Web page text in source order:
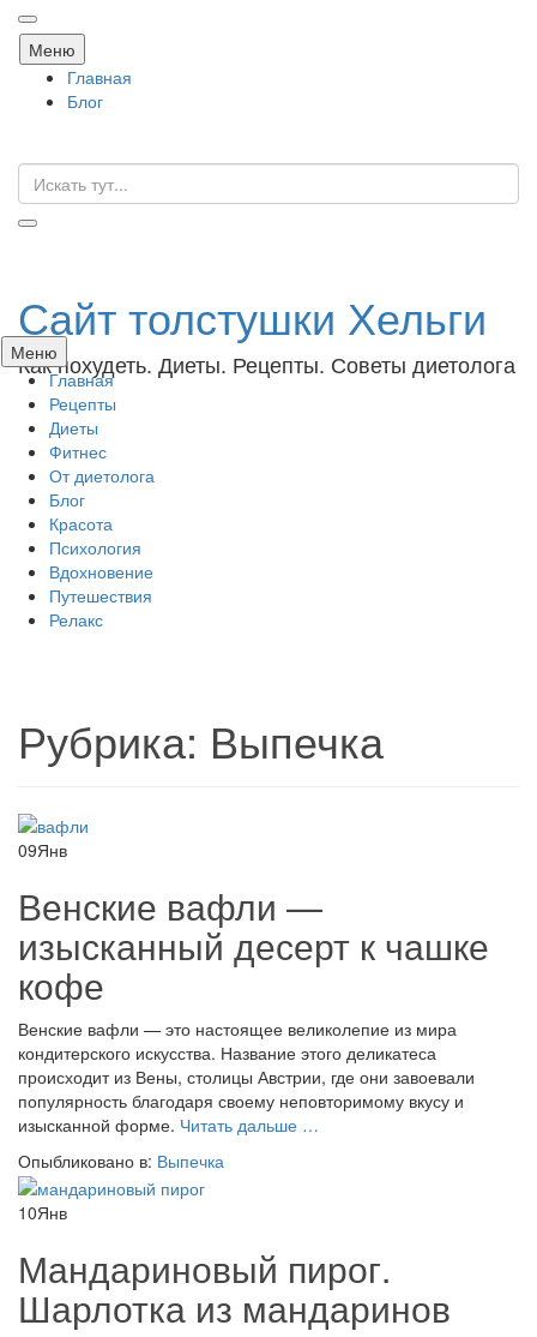
Меню Перейти
к
Главная
Блог
Искать:
Сайт толстушки Хельги
Как похудеть. Диеты. Рецепты. Советы диетолога
Меню Перейти
к
Главная
Рецепты
Диеты
Фитнес
От диетолога
Блог
Красота
Психология
Вдохновение
Путешествия
Релакс
Рубрика: Выпечка
09Янв
Венские вафли —
изысканный десерт к чашке
кофе
Венские вафли — это настоящее великолепие из мира
кондитерского искусства. Название этого деликатеса
происходит из Вены, столицы Австрии, где они завоевали
популярность благодаря своему неповторимому вкусу и
изысканной форме. Читать дальше проВенские
чашке
кофе
…
Опыбликовано в: Выпечка
10Янв
Мандариновый пирог.
Шарлотка из мандаринов